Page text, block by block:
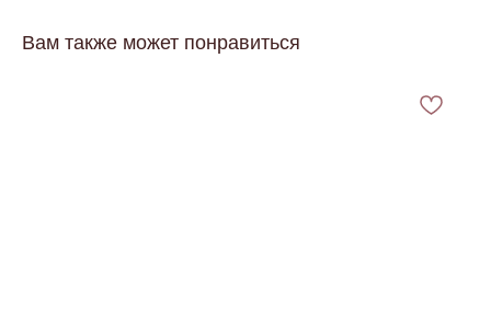
Вам также может понравиться